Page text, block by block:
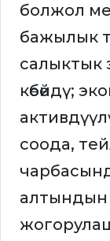
болжол
бажылык
салыктык
көбөйдү;
соода,
алтындын